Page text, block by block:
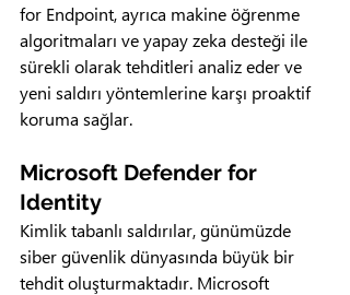
for Endpoint, ayrıca makine öğrenme
algoritmaları ve yapay zeka desteği ile
sürekli olarak tehditleri analiz eder ve
yeni saldırı yöntemlerine karşı proaktif
koruma sağlar.
Microsoft Defender for
Identity
Kimlik tabanlı saldırılar, günümüzde
siber güvenlik dünyasında büyük bir
tehdit oluşturmaktadır. Microsoft